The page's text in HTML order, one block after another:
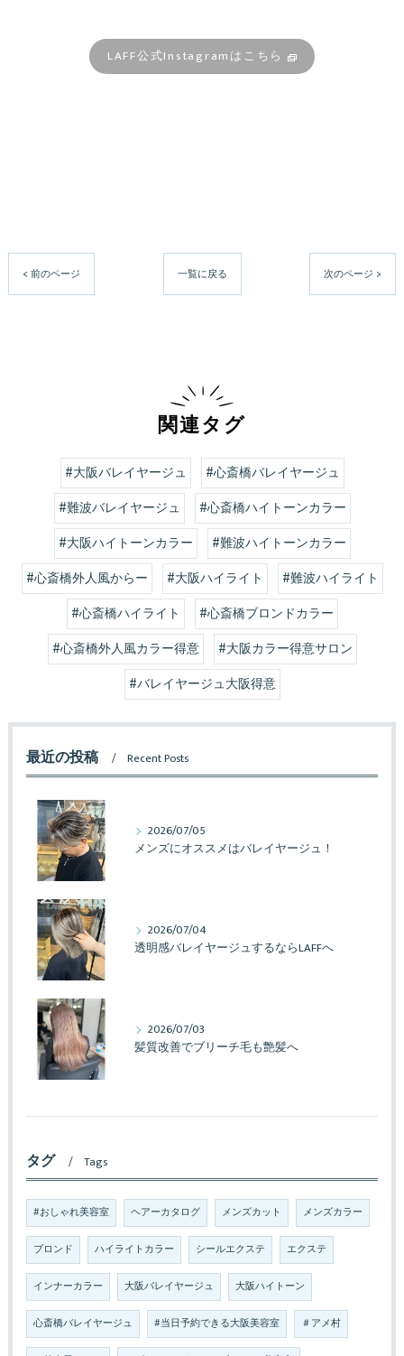
LAFF公式Instagramはこちら
< 前のページ 一覧に戻る 次のページ >
関連タグ
#大阪バレイヤージュ
#心斎橋バレイヤージュ
#難波バレイヤージュ
#心斎橋ハイトーンカラー
#大阪ハイトーンカラー
#難波ハイトーンカラー
#心斎橋外人風からー
#大阪ハイライト
#難波ハイライト
#心斎橋ハイライト
#心斎橋ブロンドカラー
#心斎橋外人風カラー得意
#大阪カラー得意サロン
#バレイヤージュ大阪得意
最近の投稿 Recent Posts
2026/07/05
メンズにオススメはバレイヤージュ！
2026/07/04
透明感バレイヤージュするならLAFFへ
2026/07/03
髪質改善でブリーチ毛も艶髪へ
タグ Tags
#おしゃれ美容室 ヘアーカタログ メンズカット メンズカラー
ブロンド ハイライトカラー シールエクステ エクステ
インナーカラー 大阪バレイヤージュ 大阪ハイトーン
心斎橋バレイヤージュ #当日予約できる大阪美容室 ＃アメ村